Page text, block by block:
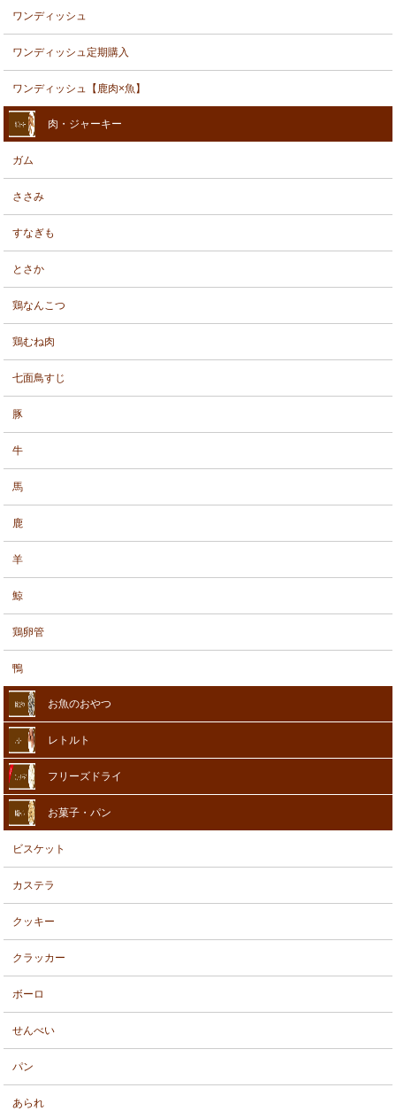
ワンディッシュ
ワンディッシュ定期購入
ワンディッシュ【鹿肉×魚】
肉・ジャーキー
ガム
ささみ
すなぎも
とさか
鶏なんこつ
鶏むね肉
七面鳥すじ
豚
牛
馬
鹿
羊
鯨
鶏卵管
鴨
お魚のおやつ
レトルト
フリーズドライ
お菓子・パン
ビスケット
カステラ
クッキー
クラッカー
ボーロ
せんべい
パン
あられ